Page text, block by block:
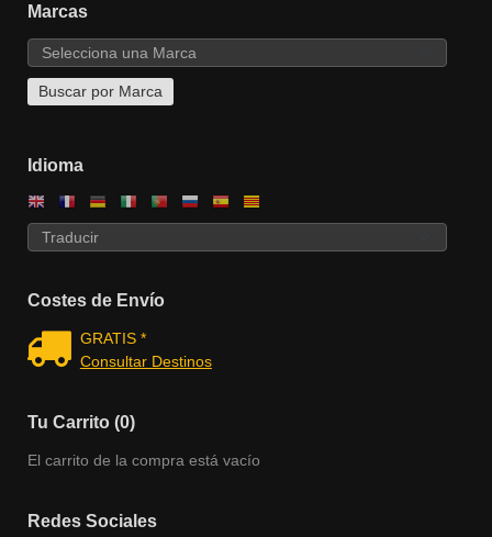
Marcas
Idioma
Costes de Envío
GRATIS *
Consultar Destinos
Tu Carrito (0)
El carrito de la compra está vacío
Redes Sociales